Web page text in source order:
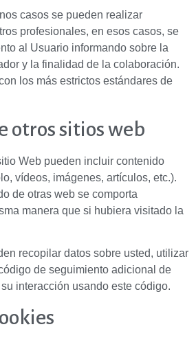
casos se pueden realizar
profesionales, en esos casos, se
al Usuario informando sobre la
y la finalidad de la colaboración.
los más estrictos estándares de
otros sitios web
Web pueden incluir contenido
vídeos, imágenes, artículos, etc.).
de otras web se comporta
manera que si hubiera visitado la
recopilar datos sobre usted, utilizar
de seguimiento adicional de
interacción usando este código.